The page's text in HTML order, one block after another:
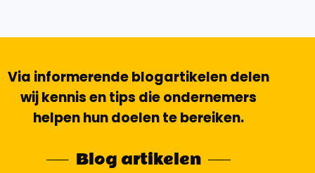
Via informerende blogartikelen delen
wij kennis en tips die ondernemers
helpen hun doelen te bereiken.
Blog artikelen